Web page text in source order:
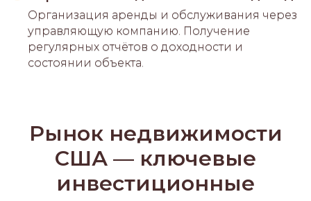
Организация аренды и обслуживания через
управляющую компанию. Получение
регулярных отчётов о доходности и
состоянии объекта.
Рынок недвижимости
США — ключевые
инвестиционные